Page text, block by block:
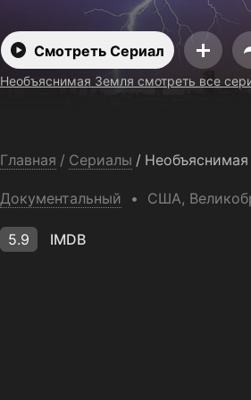
Смотреть Сериал
Необъяснимая Земля смотреть все
Главная / Сериалы /
Документальный США,
5.9 IMDB